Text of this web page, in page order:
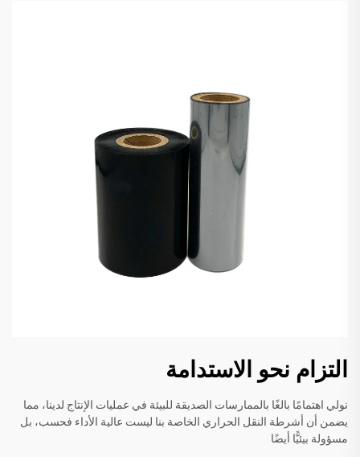
التزام نحو الاستدامة
نولي اهتمامًا بالغًا بالممارسات الصديقة للبيئة في عمليات الإنتاج لدينا، مما
يضمن أن أشرطة النقل الحراري الخاصة بنا ليست عالية الأداء فحسب، بل
مسؤولة بيئيًّا أيضًا